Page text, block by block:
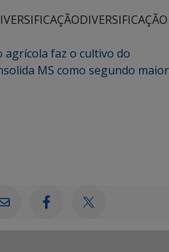
DIVERSIFICAÇÃO
agrícola faz o cultivo do
MS como segundo maior